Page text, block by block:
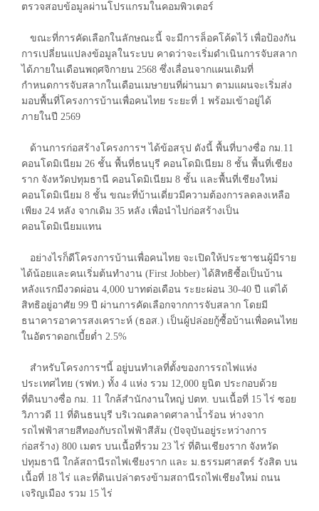
ตรวจสอบข้อมูลผ่านโปรแกรมในคอมพิวเตอร์
ขณะที่การคัดเลือกในลักษณะนี้ จะมีการล็อคโค้ดไว้ เพื่อป้องกัน
การเปลี่ยนแปลงข้อมูลในระบบ คาดว่าจะเริ่มดำเนินการจับสลาก
ได้ภายในเดือนพฤศจิกายน 2568 ซึ่งเลื่อนจากแผนเดิมที่
กำหนดการจับสลากในเดือนเมษายนที่ผ่านมา ตามแผนจะเริ่มส่ง
มอบพื้นที่โครงการบ้านเพื่อคนไทย ระยะที่ 1 พร้อมเข้าอยู่ได้
ภายในปี 2569
ด้านการก่อสร้างโครงการฯ ได้ข้อสรุป ดังนี้ พื้นที่บางซื่อ กม.11
คอนโดมิเนียม 26 ชั้น พื้นที่ธนบุรี คอนโดมิเนียม 8 ชั้น พื้นที่เชียง
ราก จังหวัดปทุมธานี คอนโดมิเนียม 8 ชั้น และพื้นที่เชียงใหม่
คอนโดมิเนียม 8 ชั้น ขณะที่บ้านเดี่ยวมีความต้องการลดลงเหลือ
เพียง 24 หลัง จากเดิม 35 หลัง เพื่อนำไปก่อสร้างเป็น
คอนโดมิเนียมแทน
อย่างไรก็ดีโครงการบ้านเพื่อคนไทย จะเปิดให้ประชาชนผู้มีราย
ได้น้อยและคนเริ่มต้นทำงาน (First Jobber) ได้สิทธิซื้อเป็นบ้าน
หลังแรกมีงวดผ่อน 4,000 บาทต่อเดือน ระยะผ่อน 30-40 ปี แต่ได้
สิทธิอยู่อาศัย 99 ปี ผ่านการคัดเลือกจากการจับสลาก โดยมี
ธนาคารอาคารสงเคราะห์ (ธอส.) เป็นผู้ปล่อยกู้ซื้อบ้านเพื่อคนไทย
ในอัตราดอกเบี้ยต่ำ 2.5%
สำหรับโครงการฯนี้ อยู่บนทำเลที่ตั้งของการรถไฟแห่ง
ประเทศไทย (รฟท.) ทั้ง 4 แห่ง รวม 12,000 ยูนิต ประกอบด้วย
ที่ดินบางซื่อ กม. 11 ใกล้สำนักงานใหญ่ ปตท. บนเนื้อที่ 15 ไร่ ซอย
วิภาวดี 11 ที่ดินธนบุรี บริเวณตลาดศาลาน้ำร้อน ห่างจาก
รถไฟฟ้าสายสีทองกับรถไฟฟ้าสีส้ม (ปัจจุบันอยู่ระหว่างการ
ก่อสร้าง) 800 เมตร บนเนื้อที่รวม 23 ไร่ ที่ดินเชียงราก จังหวัด
ปทุมธานี ใกล้สถานีรถไฟเชียงราก และ ม.ธรรมศาสตร์ รังสิต บน
เนื้อที่ 18 ไร่ และที่ดินเปล่าตรงข้ามสถานีรถไฟเชียงใหม่ ถนน
เจริญเมือง รวม 15 ไร่